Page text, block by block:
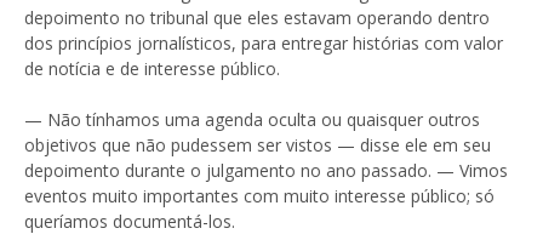
depoimento no tribunal que eles estavam operando dentro
dos princípios jornalísticos, para entregar histórias com valor
de notícia e de interesse público.
— Não tínhamos uma agenda oculta ou quaisquer outros
objetivos que não pudessem ser vistos — disse ele em seu
depoimento durante o julgamento no ano passado. — Vimos
eventos muito importantes com muito interesse público; só
queríamos documentá-los.